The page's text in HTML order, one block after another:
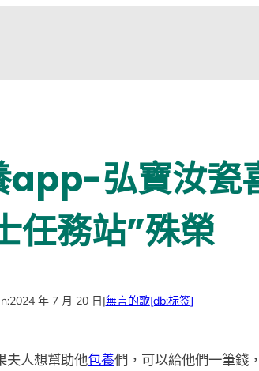
app-弘寶汝瓷
任務站”殊榮
2024 年 7 月 20 日|無言的歌[db:标签]
夫人想幫助他包養們，可以給他們一筆錢